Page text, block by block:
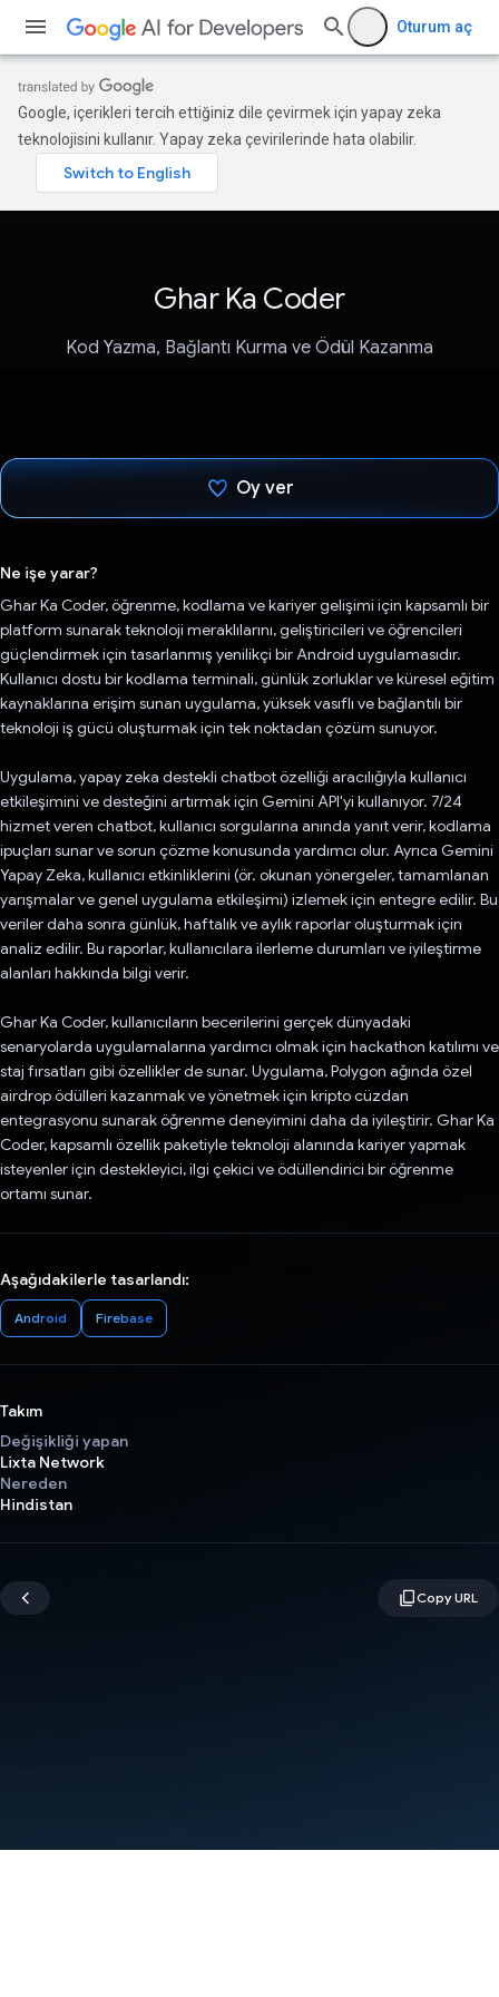
Oturum aç
Google, içerikleri tercih ettiğiniz dile çevirmek için yapay zeka
teknolojisini kullanır. Yapay zeka çevirilerinde hata olabilir.
Ghar Ka Coder
Kod Yazma, Bağlantı Kurma ve Ödül Kazanma
Oy ver
Ne işe yarar?
Ghar Ka Coder, öğrenme, kodlama ve kariyer gelişimi için kapsamlı bir
platform sunarak teknoloji meraklılarını, geliştiricileri ve öğrencileri
güçlendirmek için tasarlanmış yenilikçi bir Android uygulamasıdır.
Kullanıcı dostu bir kodlama terminali, günlük zorluklar ve küresel eğitim
kaynaklarına erişim sunan uygulama, yüksek vasıflı ve bağlantılı bir
teknoloji iş gücü oluşturmak için tek noktadan çözüm sunuyor.
Uygulama, yapay zeka destekli chatbot özelliği aracılığıyla kullanıcı
etkileşimini ve desteğini artırmak için Gemini API'yi kullanıyor. 7/24
hizmet veren chatbot, kullanıcı sorgularına anında yanıt verir, kodlama
ipuçları sunar ve sorun çözme konusunda yardımcı olur. Ayrıca Gemini
Yapay Zeka, kullanıcı etkinliklerini (ör. okunan yönergeler, tamamlanan
yarışmalar ve genel uygulama etkileşimi) izlemek için entegre edilir. Bu
veriler daha sonra günlük, haftalık ve aylık raporlar oluşturmak için
analiz edilir. Bu raporlar, kullanıcılara ilerleme durumları ve iyileştirme
alanları hakkında bilgi verir.
Ghar Ka Coder, kullanıcıların becerilerini gerçek dünyadaki
senaryolarda uygulamalarına yardımcı olmak için hackathon katılımı ve
staj fırsatları gibi özellikler de sunar. Uygulama, Polygon ağında özel
airdrop ödülleri kazanmak ve yönetmek için kripto cüzdan
entegrasyonu sunarak öğrenme deneyimini daha da iyileştirir. Ghar Ka
Coder, kapsamlı özellik paketiyle teknoloji alanında kariyer yapmak
isteyenler için destekleyici, ilgi çekici ve ödüllendirici bir öğrenme
ortamı sunar.
Aşağıdakilerle tasarlandı:
Android Firebase
Takım
Değişikliği yapan
Lixta Network
Nereden
Hindistan